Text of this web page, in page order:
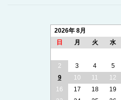
2026年 8月
日
月 火 水
2
3 4 5
9
10 11 12
16
17 18 19